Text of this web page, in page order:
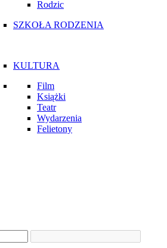
Rodzic
SZKOŁA RODZENIA
KULTURA
Film
Książki
Teatr
Wydarzenia
Felietony